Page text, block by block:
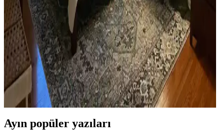
Ev kütüphanesi yenilemesinde renklerin rahatlatıcı etkisi, kişisel
dekoratif öğeler ve konforlu mobilyalar ön plandadır. Tavan boyama
ve raf düzeni mekânın atmosferini zenginleştirir.
Yatak Odası Düzeni ve Dekorasyonunda Doğru
Yerleşim ve Tasarım İpuçları
Yatak odasında doğru mobilya yerleşimi, renk uyumu, aydınlatma
ve kişisel dokunuşlarla mekanın fonksiyonelliği ve estetiği artırılır.
Bu ipuçlarıyla odanız daha dengeli ve sıcak bir hale gelir.
Ayın popüler yazıları